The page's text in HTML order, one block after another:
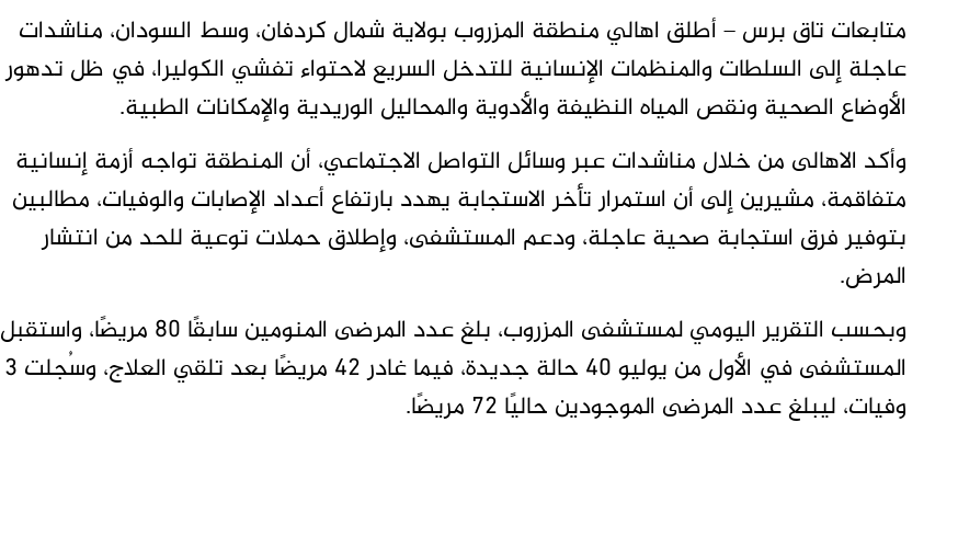
متابعات تاق برس – أطلق اهالي منطقة المزروب بولاية شمال كردفان، وسط السودان، مناشدات
عاجلة إلى السلطات والمنظمات الإنسانية للتدخل السريع لاحتواء تفشي الكوليرا، في ظل تدهور
الأوضاع الصحية ونقص المياه النظيفة والأدوية والمحاليل الوريدية والإمكانات الطبية.
وأكد الاهالى من خلال مناشدات عبر وسائل التواصل الاجتماعي، أن المنطقة تواجه أزمة إنسانية
متفاقمة، مشيرين إلى أن استمرار تأخر الاستجابة يهدد بارتفاع أعداد الإصابات والوفيات، مطالبين
بتوفير فرق استجابة صحية عاجلة، ودعم المستشفى، وإطلاق حملات توعية للحد من انتشار
المرض.
وبحسب التقرير اليومي لمستشفى المزروب، بلغ عدد المرضى المنومين سابقًا 80 مريضًا، واستقبل
المستشفى في الأول من يوليو 40 حالة جديدة، فيما غادر 42 مريضًا بعد تلقي العلاج، وسُجلت 3
وفيات، ليبلغ عدد المرضى الموجودين حاليًا 72 مريضًا.